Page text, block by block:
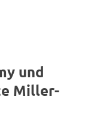
und
Miller-